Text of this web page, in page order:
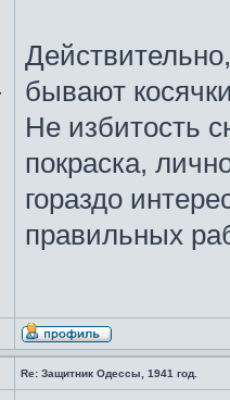
бывают
Не избитость
покраска,
гораздо
правильных
Re: Защитник Одессы, 1941 год.